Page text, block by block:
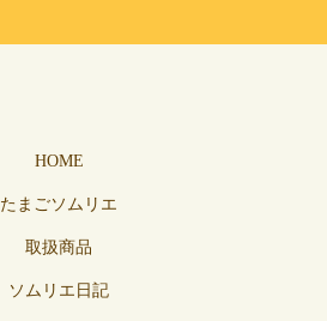
HOME
たまごソムリエ
取扱商品
ソムリエ日記